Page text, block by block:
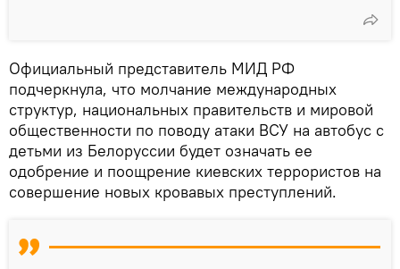
Официальный представитель МИД РФ
подчеркнула, что молчание международных
структур, национальных правительств и мировой
общественности по поводу атаки ВСУ на автобус с
детьми из Белоруссии будет означать ее
одобрение и поощрение киевских террористов на
совершение новых кровавых преступлений.